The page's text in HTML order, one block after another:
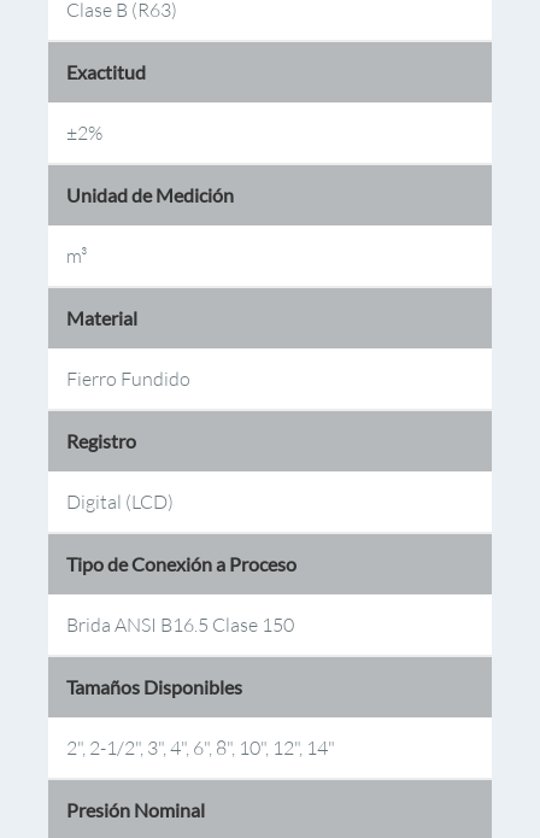
Clase B (R63)
Exactitud
±2%
Unidad de Medición
m³
Material
Fierro Fundido
Registro
Digital (LCD)
Tipo de Conexión a Proceso
Brida ANSI B16.5 Clase 150
Tamaños Disponibles
2", 2-1/2", 3", 4", 6", 8", 10", 12", 14"
Presión Nominal